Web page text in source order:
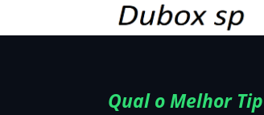
Qual o Melhor